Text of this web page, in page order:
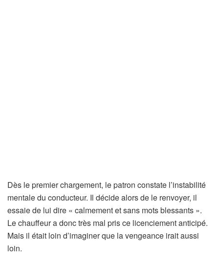
Dès le premier chargement, le patron constate l’instabilité
mentale du conducteur. Il décide alors de le renvoyer, il
essaie de lui dire « calmement et sans mots blessants ».
Le chauffeur a donc très mal pris ce licenciement anticipé.
Mais il était loin d’imaginer que la vengeance irait aussi
loin.